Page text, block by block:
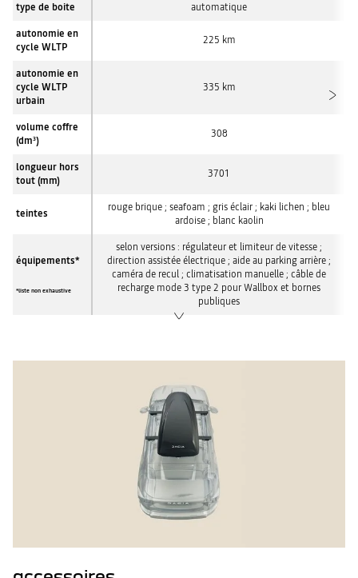
type de boite automatique
autonomie en
cycle WLTP
225 km
autonomie en
cycle WLTP
urbain
335 km
volume coffre
(dm3)
308
longueur hors
tout (mm)
3701
teintes
rouge brique ; seafoam ; gris éclair ; kaki lichen ; bleu
ardoise ; blanc kaolin
équipements*
*liste non exhaustive
selon versions : régulateur et limiteur de vitesse ;
direction assistée électrique ; aide au parking arrière ;
caméra de recul ; climatisation manuelle ; câble de
recharge mode 3 type 2 pour Wallbox et bornes
publiques